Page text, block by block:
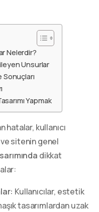
Nelerdir?
Unsurlar
Sonuçları
Yapmak
hatalar, kullanıcı
sitenin genel
dikkat
Kullanıcılar, estetik
tasarımlardan uzak